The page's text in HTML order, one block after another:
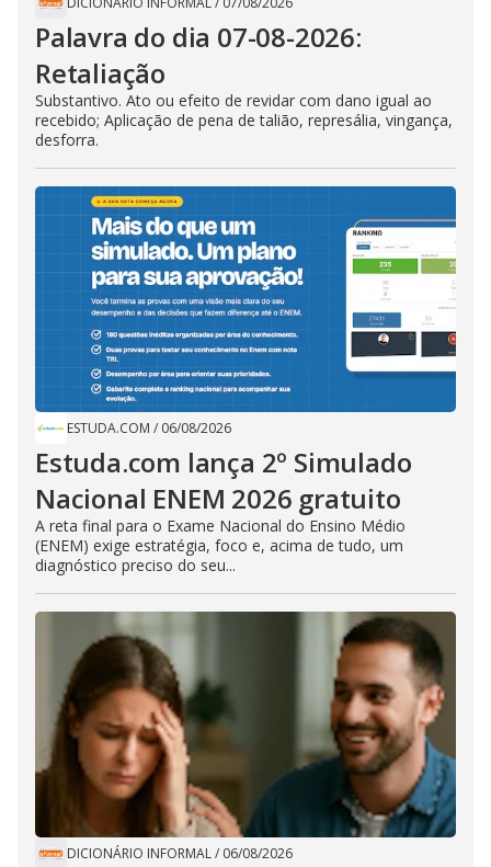
Palavra do dia 07-08-2026:
Retaliação
Substantivo. Ato ou efeito de revidar com dano igual ao
recebido; Aplicação de pena de talião, represália, vingança,
desforra.
ESTUDA.COM / 06/08/2026
Estuda.com lança 2º Simulado
Nacional ENEM 2026 gratuito
A reta final para o Exame Nacional do Ensino Médio
(ENEM) exige estratégia, foco e, acima de tudo, um
diagnóstico preciso do seu...
DICIONÁRIO INFORMAL/ 06/08/2026